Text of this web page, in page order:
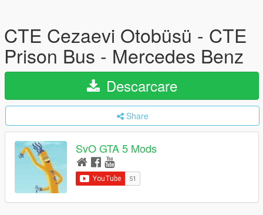
CTE Cezaevi Otobüsü - CTE
Prison Bus - Mercedes Benz
Descarcare
Share
SvO GTA 5 Mods